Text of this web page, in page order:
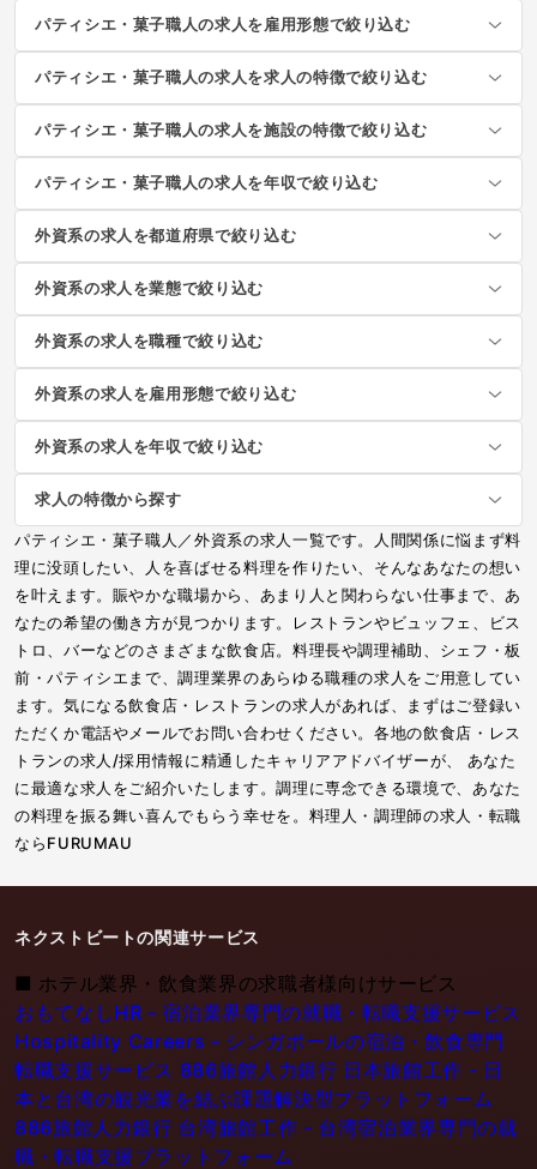
パティシエ・菓子職人の求人を雇用形態で絞り込む
パティシエ・菓子職人の求人を求人の特徴で絞り込む
パティシエ・菓子職人の求人を施設の特徴で絞り込む
パティシエ・菓子職人の求人を年収で絞り込む
外資系の求人を都道府県で絞り込む
外資系の求人を業態で絞り込む
外資系の求人を職種で絞り込む
外資系の求人を雇用形態で絞り込む
外資系の求人を年収で絞り込む
求人の特徴から探す
パティシエ・菓子職人／外資系の求人一覧です。人間関係に悩まず料
理に没頭したい、人を喜ばせる料理を作りたい、そんなあなたの想い
を叶えます。賑やかな職場から、あまり人と関わらない仕事まで、あ
なたの希望の働き方が見つかります。レストランやビュッフェ、ビス
トロ、バーなどのさまざまな飲食店。料理長や調理補助、シェフ・板
前・パティシエまで、調理業界のあらゆる職種の求人をご用意してい
ます。気になる飲食店・レストランの求人があれば、まずはご登録い
ただくか電話やメールでお問い合わせください。各地の飲食店・レス
トランの求人/採用情報に精通したキャリアアドバイザーが、 あなた
に最適な求人をご紹介いたします。調理に専念できる環境で、あなた
の料理を振る舞い喜んでもらう幸せを。料理人・調理師の求人・転職
ならFURUMAU
ネクストビートの関連サービス
■ ホテル業界・飲食業界の求職者様向けサービス
おもてなしHR - 宿泊業界専門の就職・転職支援サービス
Hospitality Careers - シンガポールの宿泊・飲食専門
転職支援サービス 886旅館人力銀行 日本旅館工作 - 日
本と台湾の観光業を結ぶ課題解決型プラットフォーム
886旅館人力銀行 台湾旅館工作 - 台湾宿泊業界専門の就
職・転職支援プラットフォーム